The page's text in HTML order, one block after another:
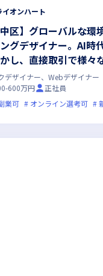
オンハート
中区】グローバルな環
グデザイナー。AI時
し、直接取引で様々
推進。
デザイナー、Webデザイナー
600万円
正社員
業可 オンライン選考可